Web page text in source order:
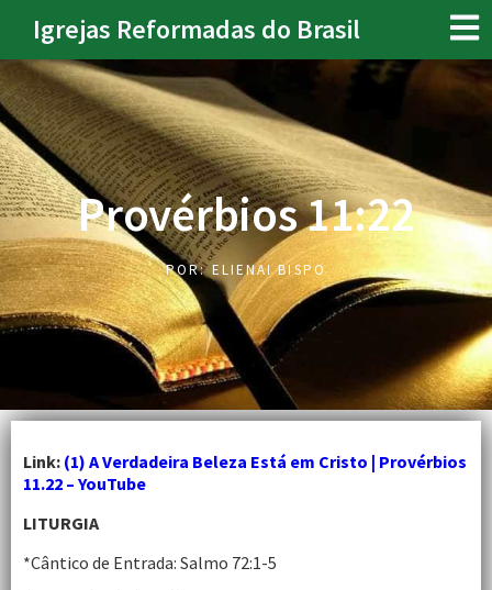
Igrejas Reformadas do Brasil
Provérbios 11:22
POR:ELIENAI BISPO
Link: (1) A Verdadeira Beleza Está em Cristo | Provérbios
11.22 – YouTube
LITURGIA
*Cântico de Entrada: Salmo 72:1-5